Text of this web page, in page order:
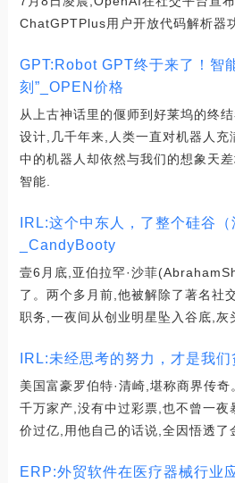
ChatGPTPlus用户开放代码解析器
GPT:Robot GPT终于来了！智
刻”_OPEN价格
从上古神话里的偃师到好莱坞的终
设计,几千年来,人类一直对机器人充
中的机器人却依然与我们的想象天
智能.
IRL:这个中东人，了整个硅谷（
_CandyBooty
壹6月底,亚伯拉罕·沙菲
了。两个多月前,他被解除了著名社
职务,一夜间从创业明星坠入谷底,灰
IRL:未经思考的努力，才是我
美国富豪罗伯特·清崎,堪称商界传
千万家产,没有中过彩票,也不曾一夜
价过亿,用他自己的话说,全因悟透了
ERP:外贸软件在医疗器械行业